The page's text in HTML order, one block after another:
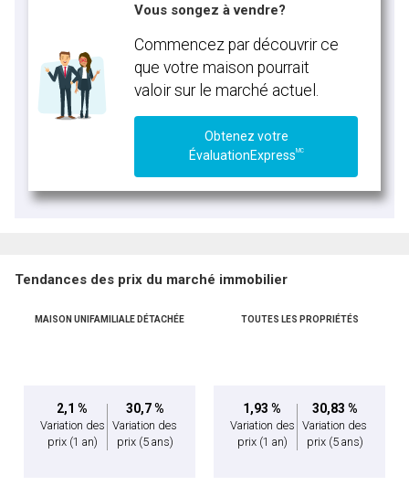
Vous songez à vendre?
Commencez par découvrir ce
que votre maison pourrait
valoir sur le marché actuel.
Obtenez votre
ÉvaluationExpressMC
Tendances des prix du marché immobilier
MAISON UNIFAMILIALE DÉTACHÉE
2,1 %
Variation des
prix (1 an)
30,7 %
Variation des
prix (5 ans)
TOUTES LES PROPRIÉTÉS
1,93 %
Variation des
prix (1 an)
30,83 %
Variation des
prix (5 ans)